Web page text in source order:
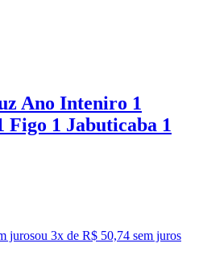
Ano Inteniro 1
Figo 1 Jabuticaba 1
jurosou 3x de R$ 50,74 sem juros